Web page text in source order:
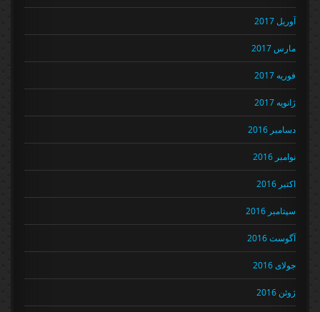
آوریل 2017
مارس 2017
فوریه 2017
ژانویه 2017
دسامبر 2016
نوامبر 2016
اکتبر 2016
سپتامبر 2016
آگوست 2016
جولای 2016
ژوئن 2016